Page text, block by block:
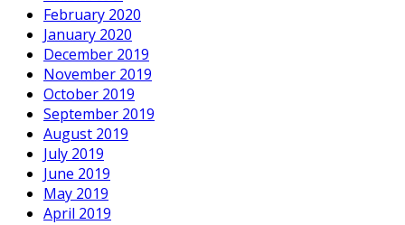
February 2020
January 2020
December 2019
November 2019
October 2019
September 2019
August 2019
July 2019
June 2019
May 2019
April 2019